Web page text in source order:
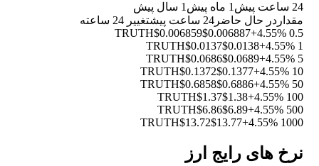
24 ساعت پیش 1 ماه پیش
1 سال پیش
مقدار در حال حاضر 24 ساعت پیش
تغییر 24 ساعته
0.5 TRUTH
$0.006859$0.006887+4.55%
1 TRUTH
$0.0137$0.0138+4.55%
5 TRUTH
$0.0686$0.0689+4.55%
10 TRUTH
$0.1372$0.1377+4.55%
50 TRUTH
$0.6858$0.6886+4.55%
100 TRUTH
$1.37$1.38+4.55%
500 TRUTH
$6.86$6.89+4.55%
1000 TRUTH
$13.72$13.77+4.55%
نرخ های رایج ارز